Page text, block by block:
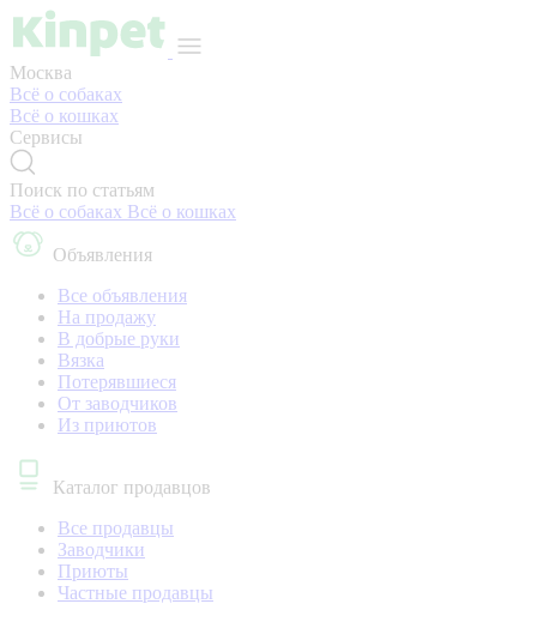
Москва
Всё о собаках
Всё о кошках
Сервисы
Поиск по статьям
Всё о собаках Всё о кошках
Объявления
Все объявления
На продажу
В добрые руки
Вязка
Потерявшиеся
От заводчиков
Из приютов
Каталог продавцов
Все продавцы
Заводчики
Приюты
Частные продавцы